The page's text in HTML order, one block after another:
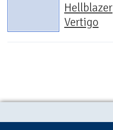
Hellblazer
Vertigo